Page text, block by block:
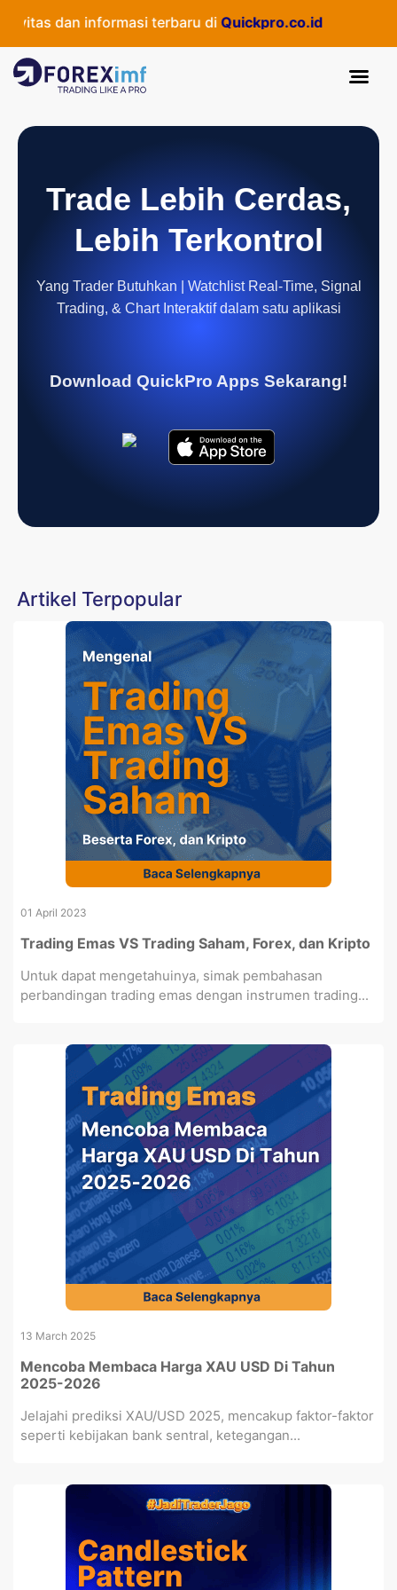
dan informasi terbaru diQuickpro.co.id
Trade Lebih Cerdas,
Lebih Terkontrol
Yang Trader Butuhkan | Watchlist Real-Time, Signal
Trading, & Chart Interaktif dalam satu aplikasi
Download QuickPro Apps Sekarang!
Artikel Terpopular
01 April 2023
Trading Emas VS Trading Saham, Forex, dan Kripto
Untuk dapat mengetahuinya, simak pembahasan
perbandingan trading emas dengan instrumen trading...
13 March 2025
Mencoba Membaca Harga XAU USD Di Tahun
2025-2026
Jelajahi prediksi XAU/USD 2025, mencakup faktor-faktor
seperti kebijakan bank sentral, ketegangan...